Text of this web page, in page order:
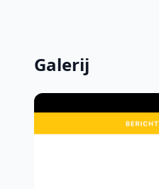
Galerij